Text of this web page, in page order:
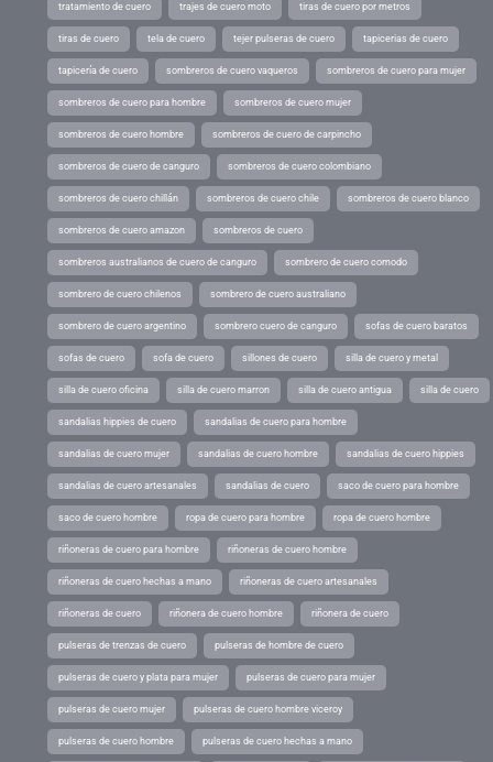
tratamiento de cuero trajes de cuero moto tiras de cuero por metros
tiras de cuero tela de cuero tejer pulseras de cuero tapicerias de cuero
tapicería de cuero sombreros de cuero vaqueros sombreros de cuero para mujer
sombreros de cuero para hombre sombreros de cuero mujer
sombreros de cuero hombre sombreros de cuero de carpincho
sombreros de cuero de canguro sombreros de cuero colombiano
sombreros de cuero chillán sombreros de cuero chile sombreros de cuero blanco
sombreros de cuero amazon sombreros de cuero
sombreros australianos de cuero de canguro sombrero de cuero comodo
sombrero de cuero chilenos sombrero de cuero australiano
sombrero de cuero argentino sombrero cuero de canguro sofas de cuero baratos
sofas de cuero sofa de cuero sillones de cuero silla de cuero y metal
silla de cuero oficina silla de cuero marron silla de cuero antigua silla de cuero
sandalias hippies de cuero sandalias de cuero para hombre
sandalias de cuero mujer sandalias de cuero hombre sandalias de cuero hippies
sandalias de cuero artesanales sandalias de cuero saco de cuero para hombre
saco de cuero hombre ropa de cuero para hombre ropa de cuero hombre
riñoneras de cuero para hombre riñoneras de cuero hombre
riñoneras de cuero hechas a mano riñoneras de cuero artesanales
riñoneras de cuero riñonera de cuero hombre riñonera de cuero
pulseras de trenzas de cuero pulseras de hombre de cuero
pulseras de cuero y plata para mujer pulseras de cuero para mujer
pulseras de cuero mujer pulseras de cuero hombre viceroy
pulseras de cuero hombre pulseras de cuero hechas a mano